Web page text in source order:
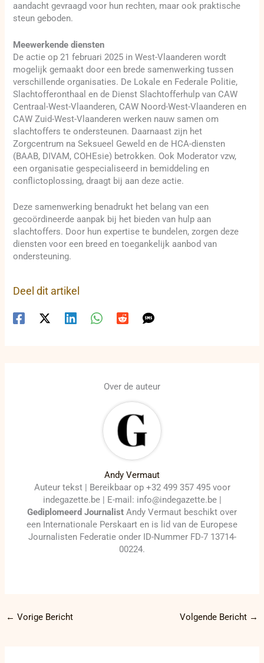
aandacht gevraagd voor hun rechten, maar ook praktische
steun geboden.
Meewerkende diensten
De actie op 21 februari 2025 in West-Vlaanderen wordt
mogelijk gemaakt door een brede samenwerking tussen
verschillende organisaties. De Lokale en Federale Politie,
Slachtofferonthaal en de Dienst Slachtofferhulp van CAW
Centraal-West-Vlaanderen, CAW Noord-West-Vlaanderen en
CAW Zuid-West-Vlaanderen werken nauw samen om
slachtoffers te ondersteunen. Daarnaast zijn het
Zorgcentrum na Seksueel Geweld en de HCA-diensten
(BAAB, DIVAM, COHEsie) betrokken. Ook Moderator vzw,
een organisatie gespecialiseerd in bemiddeling en
conflictoplossing, draagt bij aan deze actie.
Deze samenwerking benadrukt het belang van een
gecoördineerde aanpak bij het bieden van hulp aan
slachtoffers. Door hun expertise te bundelen, zorgen deze
diensten voor een breed en toegankelijk aanbod van
ondersteuning.
Deel dit artikel
Over de auteur
Andy Vermaut
Auteur tekst | Bereikbaar op +32 499 357 495 voor
indegazette.be | E-mail: info@indegazette.be |
Gediplomeerd Journalist Andy Vermaut beschikt over
een Internationale Perskaart en is lid van de Europese
Journalisten Federatie onder ID-Nummer FD-7 13714-
00224.
← Vorige Bericht Volgende Bericht →